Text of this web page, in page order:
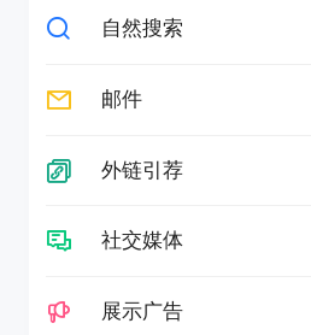
自然搜索
邮件
外链引荐
社交媒体
展示广告